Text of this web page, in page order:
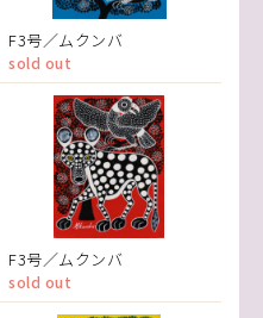
F3号／ムクンバ
sold out
F3号／ムクンバ
sold out